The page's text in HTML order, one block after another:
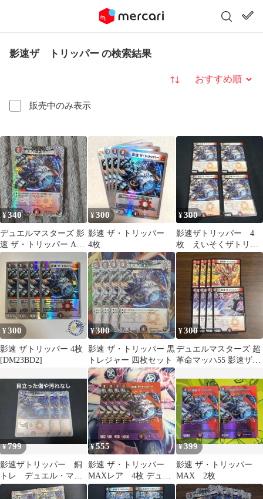
影速ザ トリッパー の検索結果
販売中のみ表示
並び替え
¥340
デュエルマスターズ 影
速 ザ・トリッパー Aセ
ット 1枚
¥300
影速 ザ・トリッパー
4枚
¥300
影速ザトリッパー 4
枚 えいそくザトリッ
パー
¥300
影速 ザトリッパー 4枚
[DM23BD2]
¥300
影速 ザ・トリッパー 黒
トレジャー 四枚セット
¥300
デュエルマスターズ 超
革命マッハ55 影速ザト
¥799
影速ザトリッパー 銅
トレ デュエル・マス
ターズ
¥555
影速 ザ・トリッパー
MAXレア 4枚 デュエ
マ ザトリッパー
¥399
影速 ザ・トリッパー
MAX 2枚